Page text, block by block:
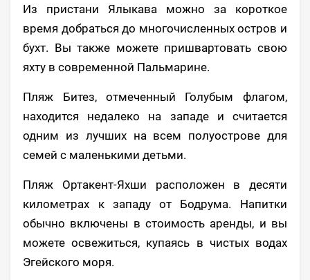
Из пристани Ялыкава можно за короткое
время добраться до многочисленных остров и
бухт. Вы также можете пришвартовать свою
яхту в современной Пальмарине.
Пляж Битез, отмеченный Голубым флагом,
находится недалеко на западе и считается
одним из лучших на всем полуострове для
семей с маленькими детьми.
Пляж Ортакент-Яхши расположен в десяти
километрах к западу от Бодрума. Напитки
обычно включены в стоимость аренды, и вы
можете освежиться, купаясь в чистых водах
Эгейского моря.